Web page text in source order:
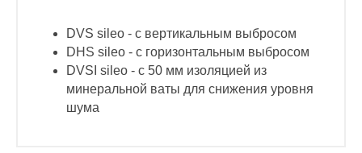
DVS sileo - с вертикальным выбросом
DHS sileo - с горизонтальным выбросом
DVSI sileo - с 50 мм изоляцией из
минеральной ваты для снижения уровня
шума